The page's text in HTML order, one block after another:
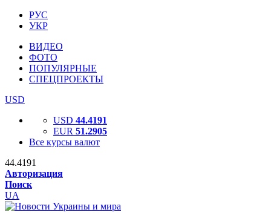
РУС
УКР
ВИДЕО
ФОТО
ПОПУЛЯРНЫЕ
СПЕЦПРОЕКТЫ
USD
USD 44.4191
EUR 51.2905
Все курсы валют
44.4191
Авторизация
Поиск
UA